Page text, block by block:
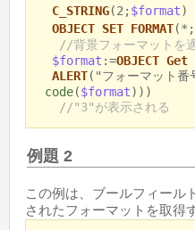
C_STRING(2;$format)
OBJECT SET FORMAT
//背景フォーマット
$format :=OBJECT
ALERT("フォーマット
code($format)))
//"3"が表示される
例題 2
この例は、ブールフィール
されたフォーマットを取得